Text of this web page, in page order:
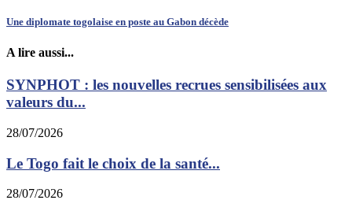
Une diplomate togolaise en poste au Gabon décède
A lire aussi...
SYNPHOT : les nouvelles recrues sensibilisées aux
valeurs du...
28/07/2026
Le Togo fait le choix de la santé...
28/07/2026